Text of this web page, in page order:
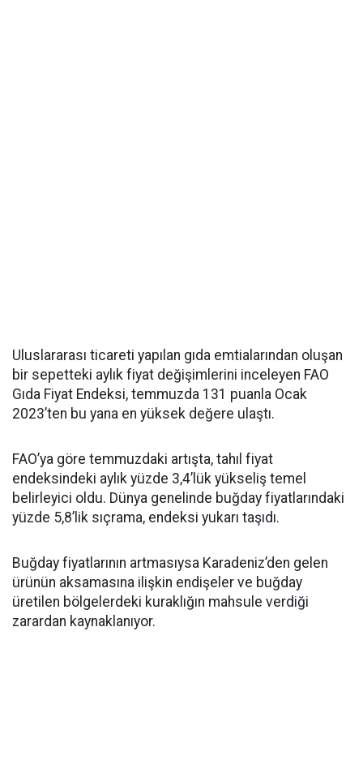
Uluslararası ticareti yapılan gıda emtialarından oluşan
bir sepetteki aylık fiyat değişimlerini inceleyen FAO
Gıda Fiyat Endeksi, temmuzda 131 puanla Ocak
2023’ten bu yana en yüksek değere ulaştı.
FAO’ya göre temmuzdaki artışta, tahıl fiyat
endeksindeki aylık yüzde 3,4’lük yükseliş temel
belirleyici oldu. Dünya genelinde buğday fiyatlarındaki
yüzde 5,8’lik sıçrama, endeksi yukarı taşıdı.
Buğday fiyatlarının artmasıysa Karadeniz’den gelen
ürünün aksamasına ilişkin endişeler ve buğday
üretilen bölgelerdeki kuraklığın mahsule verdiği
zarardan kaynaklanıyor.